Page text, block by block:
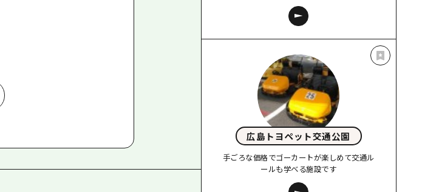
広島トヨペット交通公園
手ごろな価格でゴーカートが楽しめて交通ル
ールも学べる施設です